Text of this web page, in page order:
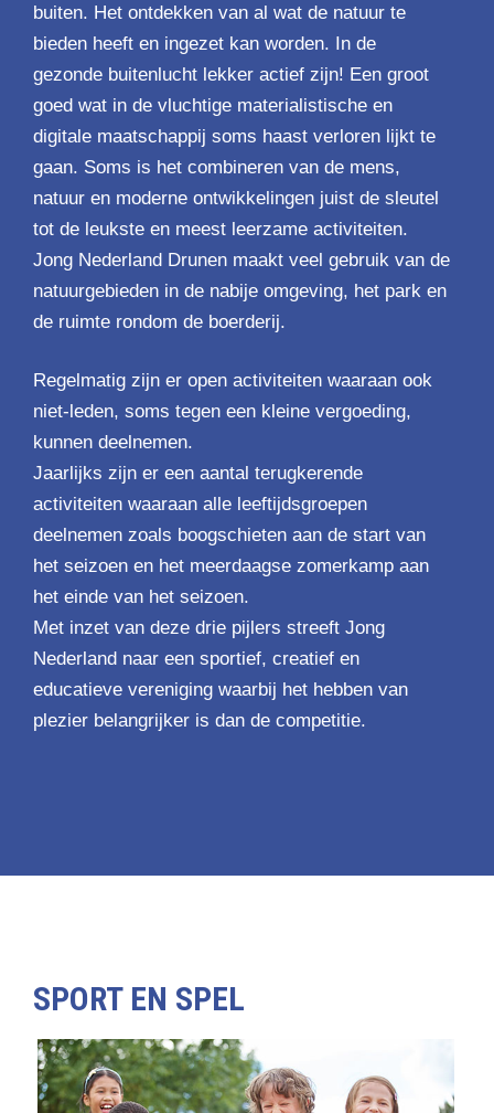
buiten. Het ontdekken van al wat de natuur te
bieden heeft en ingezet kan worden. In de
gezonde buitenlucht lekker actief zijn! Een groot
goed wat in de vluchtige materialistische en
digitale maatschappij soms haast verloren lijkt te
gaan. Soms is het combineren van de mens,
natuur en moderne ontwikkelingen juist de sleutel
tot de leukste en meest leerzame activiteiten.
Jong Nederland Drunen maakt veel gebruik van de
natuurgebieden in de nabije omgeving, het park en
de ruimte rondom de boerderij.
Regelmatig zijn er open activiteiten waaraan ook
niet-leden, soms tegen een kleine vergoeding,
kunnen deelnemen.
Jaarlijks zijn er een aantal terugkerende
activiteiten waaraan alle leeftijdsgroepen
deelnemen zoals boogschieten aan de start van
het seizoen en het meerdaagse zomerkamp aan
het einde van het seizoen.
Met inzet van deze drie pijlers streeft Jong
Nederland naar een sportief, creatief en
educatieve vereniging waarbij het hebben van
plezier belangrijker is dan de competitie.
SPORT EN SPEL